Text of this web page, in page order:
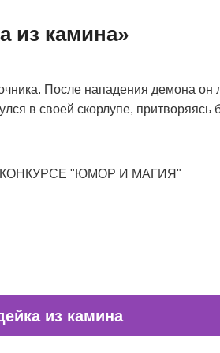
из камина»
После нападения демона он
в своей скорлупе, притворяясь
"ЮМОР И МАГИЯ"
из камина